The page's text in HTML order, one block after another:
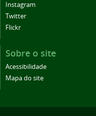
Instagram
Twitter
Flickr
Sobre o site
Acessibilidade
Mapa do site